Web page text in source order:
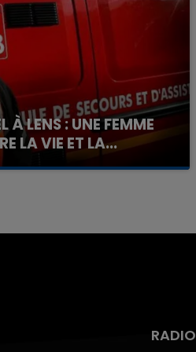
À LENS : UNE FEMME
LA VIE ET LA...
par le feu après avoir
RADIO